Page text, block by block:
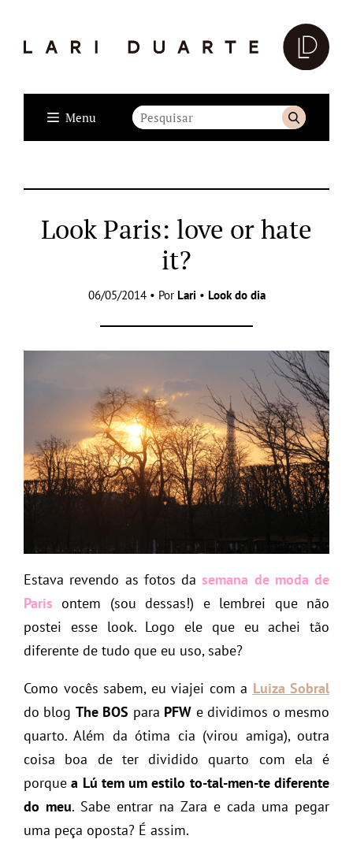
Menu
Look Paris: love or hate
it?
06/05/2014 • Por Lari • Look do dia
Estava revendo as fotos dasemana de moda de
Paris ontem (sou dessas!) e lembrei que não
postei esse look. Logo ele que eu achei tão
diferente de tudo que eu uso, sabe?
Como vocês sabem, eu viajei com a Luiza Sobral
do blog The BOS para PFW e dividimos o mesmo
quarto. Além da ótima cia (virou amiga), outra
coisa boa de ter dividido quarto com ela é
porquea Lú tem um estilo to-tal-men-te diferente
do meu. Sabe entrar na Zara e cada uma pegar
uma peça oposta? É assim.